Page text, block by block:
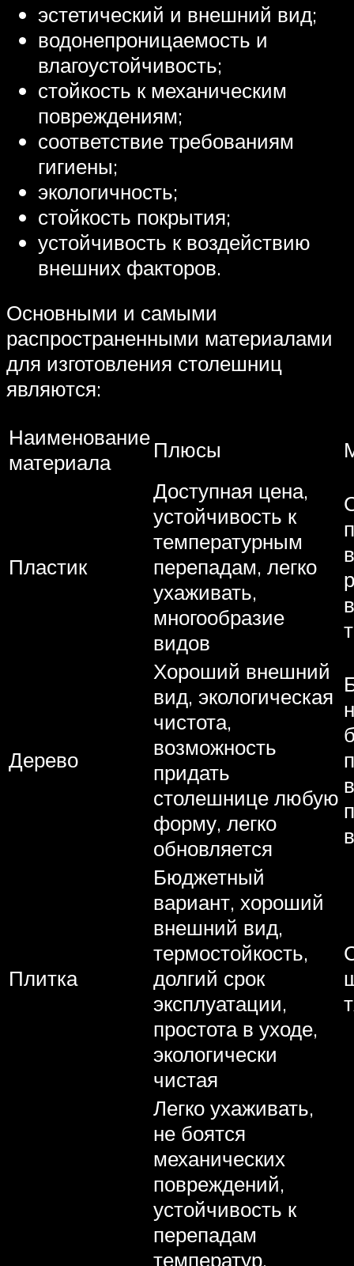
эстетический и внешний вид;
водонепроницаемость и
влагоустойчивость;
стойкость к механическим
повреждениям;
соответствие требованиям
гигиены;
экологичность;
стойкость покрытия;
устойчивость к воздействию
внешних факторов.
Основными и самыми
распространенными материалами
для изготовления столешниц
являются:
Наименование
материала
Плюсы
Пластик
Доступная цена,
устойчивость к
температурным
перепадам, легко
ухаживать,
многообразие
видов
Дерево
Хороший внешний
вид, экологическая
чистота,
возможность
придать
столешнице любую
форму, легко
обновляется
Плитка
Бюджетный
вариант, хороший
внешний вид,
термостойкость,
долгий срок
эксплуатации,
простота в уходе,
экологически
чистая
Легко ухаживать,
не боятся
механических
повреждений,
устойчивость к
перепадам
температур,